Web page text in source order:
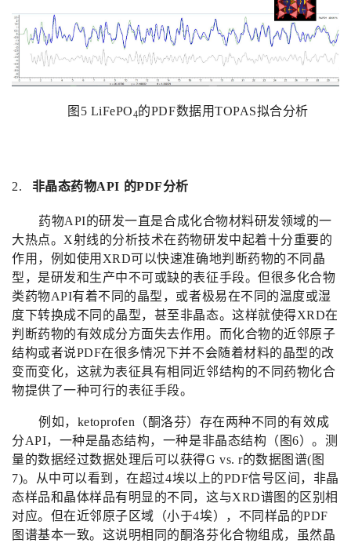
图 5 LiFePO4的PDF数据用TOPAS拟合分析
2. 非晶态药物API 的PDF分析
药物API的研发一直是合成化合物材料研发领域的一
大热点。 X射线的分析技术在药物研发中起着十分重要的
作用，例如使用 XRD可以快速准确地判断药物的不同晶
型，是研发和生产中不可或缺的表征手段。但很多化合物
类药物API有着不同的晶型，或者极易在不同的温度或湿
度下转换成不同的晶型，甚至非晶态。这样就使得XRD在
判断药物的有效成分方面失去作用。而化合物的近邻原子
结构或者说PDF在很多情况下并不会随着材料的晶型的改
变而变化，这就为表征具有相同近邻结构的不同药物化合
物提供了一种可行的表征手段。
例如， ketoprofen （酮洛芬）存在两种不同的有效成
分API，一种是晶态结构，一种是非晶态结构（图6）。测
量的数据经过数据处理后可以获得G vs. r的数据图谱( 图
7)。从中可以看到，在超过4埃以上的PDF信号区间，非晶
态样品和晶体样品有明显的不同，这与XRD谱图的区别相
对应。但在近邻原子区域（小于4埃），不同样品的PDF
图谱基本一致。这说明相同的酮洛芬化合物组成，虽然晶